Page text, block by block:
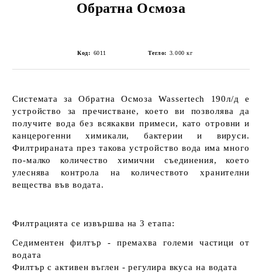
Обратна Осмоза
Код: 6011 Тегло: 3.000 кг
Системата за Обратна Осмоза Wassertech 190л/д
е
устройство за пречистване, което ви позволява да
получите вода без всякакви примеси, като отровни и
канцерогеннихимикали, бактерии и вируси.
Филтрираната през такова устройство вода има много
по-малко количество химични съединения, което
улеснява контрола на количеството хранителни
вещества във водата.
Филтрацията се извършва на 3 етапа:
Седиментен филтър - премахва големи частици от
водата
Филтър с активен въглен -регулира вкуса на водата